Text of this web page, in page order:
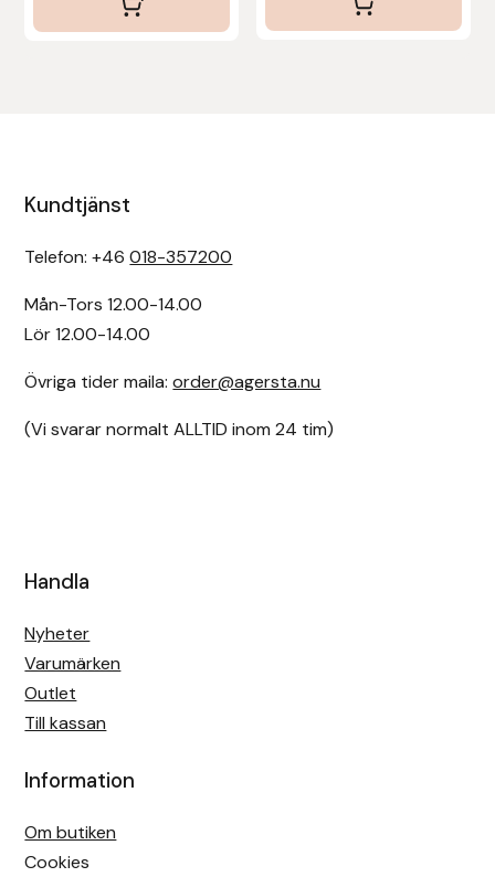
Kundtjänst
Telefon: +46018-357200
Mån-Tors 12.00-14.00
Lör 12.00-14.00
Övriga tider maila:order@agersta.nu
(Vi svarar normalt ALLTID inom 24 tim)
Handla
Nyheter
Varumärken
Outlet
Till kassan
Information
Om butiken
Cookies
Veredus
Werkman Hoofcare
Willab
Wintec